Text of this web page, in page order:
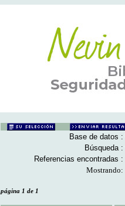
Base de datos :
Búsqueda :
Referencias encontradas :
Mostrando:
página 1 de 1